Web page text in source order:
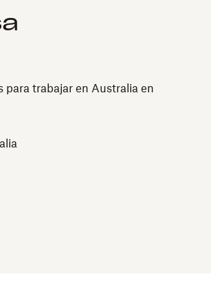
para trabajar en Australia en